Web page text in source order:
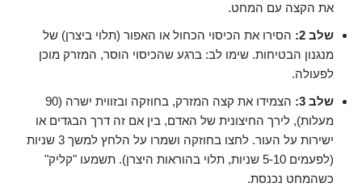
את הקצה עם המחט.
שלב 2:
הסירו את הכיסוי הכחול או האפור (תלוי ביצרן) של
מנגנון הבטיחות. שימו לב: ברגע שהכיסוי הוסר, המזרק מוכן
לפעולה.
שלב 3:
הצמידו את קצה המזרק, בחוזקה ובזווית ישרה (90
מעלות), לירך החיצונית של האדם, בין אם זה דרך הבגדים או
ישירות על העור. לחצו בחוזקה ושמרו על הלחץ למשך 3 שניות
(לפעמים 5-10 שניות, תלוי בהוראות היצרן). תשמעו "קליק"
כשהמחט נכנסת.